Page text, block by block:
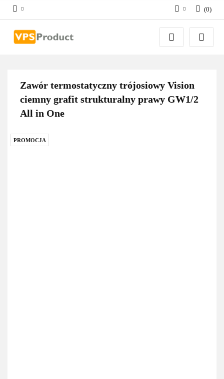
Zaloguj się
Zarejestruj się
(0)
Zawór termostatyczny trójosiowy Vision
ciemny grafit strukturalny prawy GW1/2
All in One
PROMOCJA